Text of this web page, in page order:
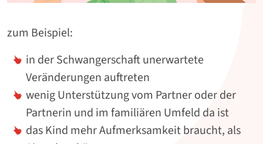
zum Beispiel:
in der Schwangerschaft unerwartete
Veränderungen auftreten
wenig Unterstützung vom Partner oder der
Partnerin und im familiären Umfeld da ist
das Kind mehr Aufmerksamkeit braucht, als